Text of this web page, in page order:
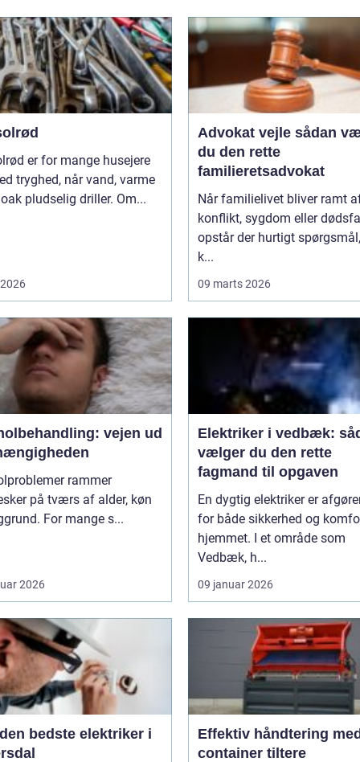
er for mange husejere
tryghed, når vand, varme
pludselig driller. Om...
Advokat vejle sådan vælger
du den rette
familieretsadvokat
Når familielivet bliver ramt
konflikt, sygdom eller
opstår der hurtigt
k...
09 marts 2026
vejen ud
rammer
på tværs af alder, køn
For mange s...
2026
Elektriker i vedbæk:
vælger du den rette
fagmand til opgaven
En dygtig elektriker er
for både sikkerhed og
hjemmet. I et område som
Vedbæk, h...
09 januar 2026
bedste elektriker i
Effektiv håndtering
container tiltere